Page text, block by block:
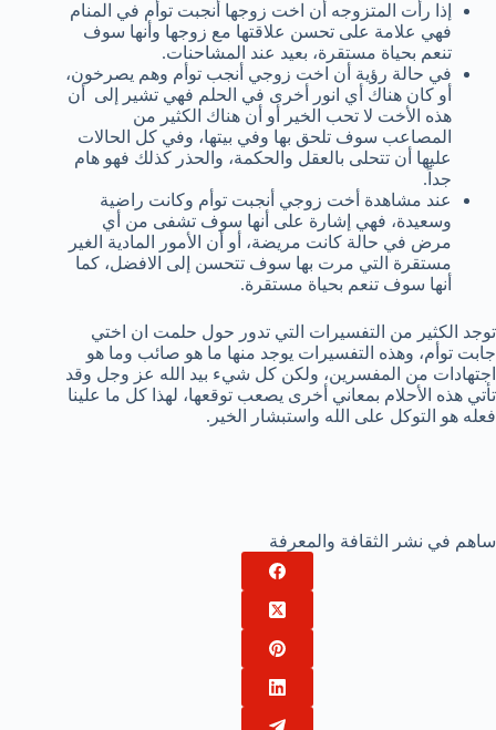
إذا رأت المتزوجه أن اخت زوجها أنجبت توأم في المنام
فهي علامة على تحسن علاقتها مع زوجها وأنها سوف
تنعم بحياة مستقرة، بعيد عند المشاحنات.
في حالة رؤية أن اخت زوجي أنجب توأم وهم يصرخون،
أو كان هناك أي انور أخرى في الحلم فهي تشير إلى أن
هذه الأخت لا تحب الخير أو أن هناك الكثير من
المصاعب سوف تلحق بها وفي بيتها، وفي كل الحالات
عليها أن تتحلى بالعقل والحكمة، والحذر كذلك فهو هام
جداً.
عند مشاهدة أخت زوجي أنجبت توأم وكانت راضية
وسعيدة، فهي إشارة على أنها سوف تشفى من أي
مرض في حالة كانت مريضة، أو أن الأمور المادية الغير
مستقرة التي مرت بها سوف تتحسن إلى الافضل، كما
أنها سوف تنعم بحياة مستقرة.
توجد الكثير من التفسيرات التي تدور حول حلمت ان اختي
جابت توأم، وهذه التفسيرات يوجد منها ما هو صائب وما هو
اجتهادات من المفسرين، ولكن كل شيء بيد الله عز وجل وقد
تأتي هذه الأحلام بمعاني أخرى يصعب توقعها، لهذا كل ما علينا
فعله هو التوكل على الله واستبشار الخير.
ساهم في نشر الثقافة والمعرفة